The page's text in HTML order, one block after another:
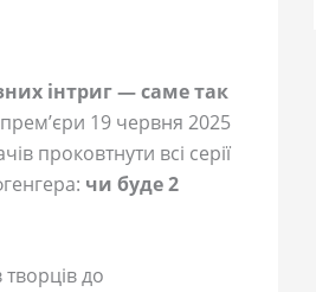
інтриг — саме так
19 червня 2025
проковтнути всі серії
чи буде 2
до